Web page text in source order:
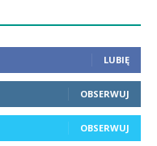
LUBIĘ
OBSERWUJ
OBSERWUJ